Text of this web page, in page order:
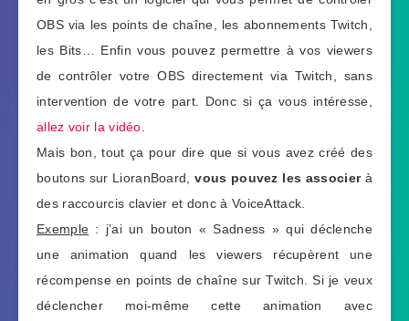
OBS via les points de chaîne, les abonnements Twitch,
les Bits… Enfin vous pouvez permettre à vos viewers
de contrôler votre OBS directement via Twitch, sans
intervention de votre part. Donc si ça vous intéresse,
allez voir la vidéo.
Mais bon, tout ça pour dire que si vous avez créé des
boutons sur LioranBoard,vous pouvez les associerà
des raccourcis clavier et donc à VoiceAttack.
Exemple : j’ai un bouton « Sadness » qui déclenche
une animation quand les viewers récupèrent une
récompense en points de chaîne sur Twitch. Si je veux
déclencher moi-même cette animation avec